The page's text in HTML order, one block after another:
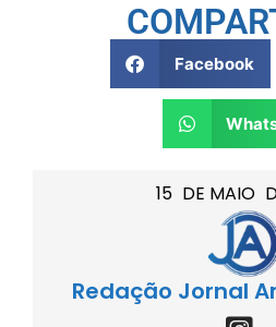
15 DE MAIO
Redação Jornal
Facebook